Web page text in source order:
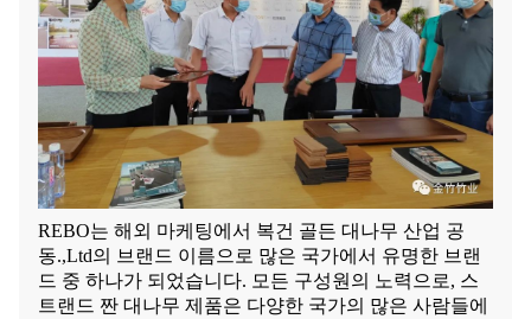
REBO는 해외 마케팅에서 복건 골든 대나무 산업 공
동.,Ltd의 브랜드 이름으로 많은 국가에서 유명한 브랜
드 중 하나가 되었습니다. 모든 구성원의 노력으로, 스
트랜드 짠 대나무 제품은 다양한 국가의 많은 사람들에